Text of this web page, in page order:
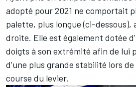
adopté pour 2021 ne comportait
palette, plus longue (ci-dessous),
droite. Elle est également dotée
doigts à son extrémité afin de lui
d'une plus grande stabilité lors
course du levier.